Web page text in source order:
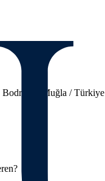
- Muğla / Türkiye